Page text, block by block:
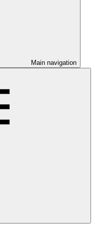
Main navigation